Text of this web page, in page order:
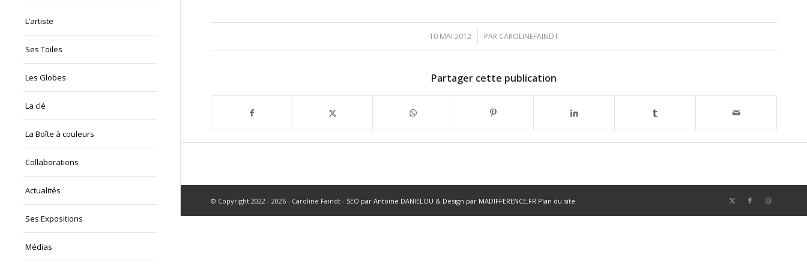
L’artiste
Ses Toiles
Les Globes
La clé
La Boîte à couleurs
Collaborations
Actualités
Ses Expositions
Médias
10 MAI 2012
/ PAR CAROLINEFAINDT
Partager cette publication
© Copyright 2022 - 2026 - Caroline Faindt - SEO par Antoine DANIELOU & Design par MADIFFERENCE.FR Plan du site